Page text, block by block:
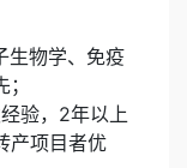
生物学、免疫
验，2年以上
产项目者优